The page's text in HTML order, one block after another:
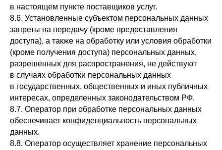
в настоящем пункте поставщиков услуг.
8.6. Установленные субъектом персональных данных
запреты на передачу (кроме предоставления
доступа), а также на обработку или условия обработки
(кроме получения доступа) персональных данных,
разрешенных для распространения, не действуют
в случаях обработки персональных данных
в государственных, общественных и иных публичных
интересах, определенных законодательством РФ.
8.7. Оператор при обработке персональных данных
обеспечивает конфиденциальность персональных
данных.
8.8. Оператор осуществляет хранение персональных